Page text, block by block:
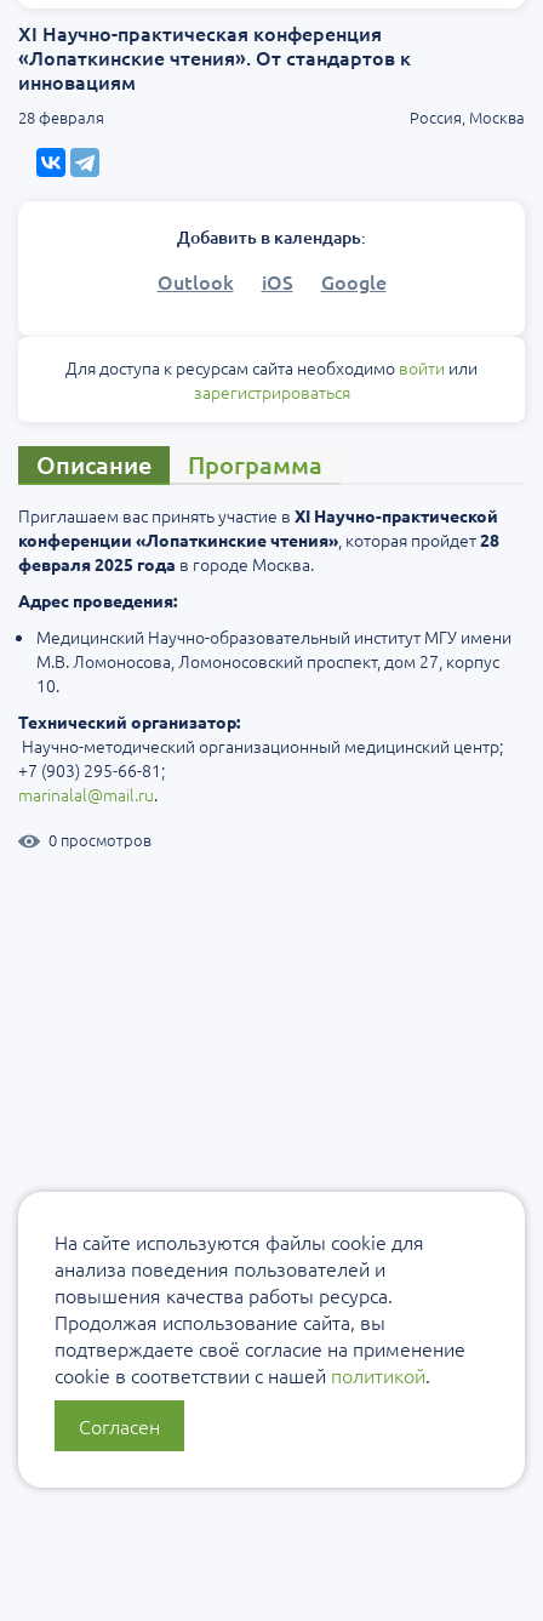
XI Научно-практическая конференция
«Лопаткинские чтения». От стандартов к
инновациям
28 февраля Россия, Москва
Добавить в календарь:
Outlook iOS Google
Для доступа к ресурсам сайта необходимо войти или
зарегистрироваться
Описание Программа
Приглашаем вас принять участие в XI Научно-практической
конференции «Лопаткинские чтения», которая пройдет28
февраля 2025 года в городе Москва.
Адрес проведения:
Медицинский Научно-образовательный институт МГУ имени
М.В. Ломоносова, Ломоносовский проспект, дом 27, корпус
10.
Технический организатор:
Научно-методический организационный медицинский центр;
+7 (903) 295-66-81;
marinalal@mail.ru.
0 просмотров
На сайте используются файлы cookie для
анализа поведения пользователей и
повышения качества работы ресурса.
Продолжая использование сайта, вы
подтверждаете своё согласие на применение
cookie в соответствии с нашей политикой.
Согласен